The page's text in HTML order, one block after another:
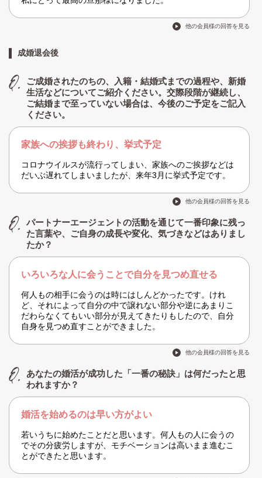
他の会員様の回答を見る
成婚退会後
ご成婚されたのちの、入籍・結婚式までの過程や、新婚
生活などについてご紹介ください。交際段階が継続し、
ご結婚まで至っていない場合は、今後のご予定をご記入
ください。
家族への挨拶も終わり、挙式予定
コロナウイルスが流行ってしまい、家族へのご挨拶などは
だいぶ遅れてしまいましたが、来年3月に挙式予定です。
他の会員様の回答を見る
パートナーエージェントの活動を通じて一番印象に残っ
た言葉や、ご自身の成長や変化、気づきなどはありまし
たか？
いろいろな人に会うことで自分を見つめ直せる
何人もの相手に会うのは時にはしんどかったです。けれ
ど、それによって自分の中で譲れない部分や逆にあまりこ
だわらなくてもいい部分が見えてきたりもしたので、自分
自身を見つめ直すことができました。
他の会員様の回答を見る
あなたの婚活が成功した「一番の秘訣」は何だったと思
われますか？
婚活を始めるのは早い方がよい
若いうちに始めたことだと思います。何人もの人に会うの
でその分疲労しますが、モチベーションは高いまま進むこ
とができたと思います。